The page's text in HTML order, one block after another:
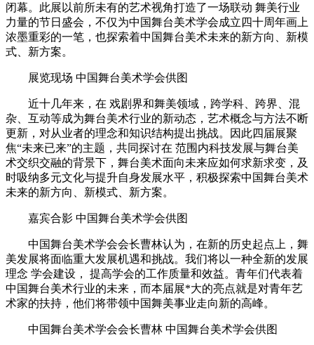
闭幕。此展以前所未有的艺术视角打造了一场联动 舞美行业
力量的节日盛会，不仅为中国舞台美术学会成立四十周年画上
浓墨重彩的一笔，也探索着中国舞台美术未来的新方向、新模
式、新方案。
展览现场 中国舞台美术学会供图
近十几年来，在 戏剧界和舞美领域，跨学科、跨界、混
杂、互动等成为舞台美术行业的新动态，艺术概念与方法不断
更新，对从业者的理念和知识结构提出挑战。因此四届展聚
焦“未来已来”的主题，共同探讨在 范围内科技发展与舞台美
术交织交融的背景下，舞台美术面向未来应如何求新求变，及
时吸纳多元文化与提升自身发展水平，积极探索中国舞台美术
未来的新方向、新模式、新方案。
嘉宾合影 中国舞台美术学会供图
中国舞台美术学会会长曹林认为，在新的历史起点上，舞
美发展将面临重大发展机遇和挑战。我们将以一种全新的发展
理念 学会建设， 提高学会的工作质量和效益。青年们代表着
中国舞台美术行业的未来，而本届展*大的亮点就是对青年艺
术家的扶持，他们将带领中国舞美事业走向新的高峰。
中国舞台美术学会会长曹林 中国舞台美术学会供图